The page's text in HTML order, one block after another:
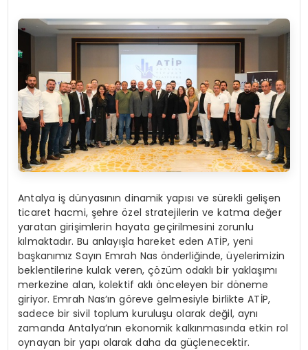
Antalya iş dünyasının dinamik yapısı ve sürekli gelişen
ticaret hacmi, şehre özel stratejilerin ve katma değer
yaratan girişimlerin hayata geçirilmesini zorunlu
kılmaktadır. Bu anlayışla hareket eden ATİP, yeni
başkanımız Sayın Emrah Nas önderliğinde, üyelerimizin
beklentilerine kulak veren, çözüm odaklı bir yaklaşımı
merkezine alan, kolektif aklı önceleyen bir döneme
giriyor. Emrah Nas’ın göreve gelmesiyle birlikte ATİP,
sadece bir sivil toplum kuruluşu olarak değil, aynı
zamanda Antalya’nın ekonomik kalkınmasında etkin rol
oynayan bir yapı olarak daha da güçlenecektir.